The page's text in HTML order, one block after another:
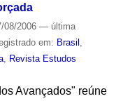
08/2006 — última
em: Brasil
,
Revista Estudos
Avançados" reúne